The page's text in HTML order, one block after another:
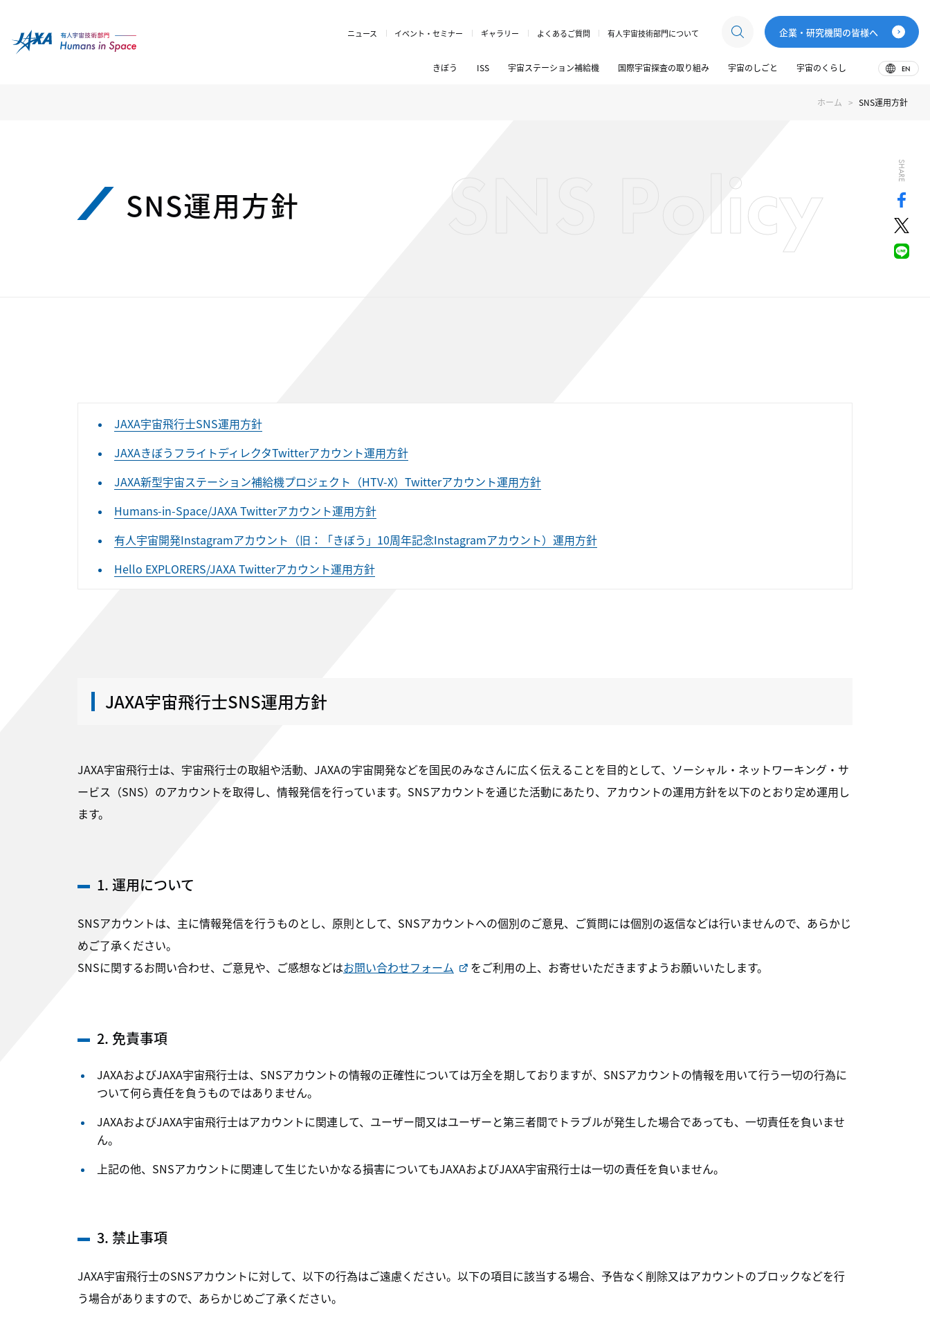
ニュース イベント・セミナー ギャラリー よくあるご質問 有人宇宙技術部門について 企業・研究機関の皆様へ
きぼう ISS 宇宙ステーション補給機 国際宇宙探査の取り組み 宇宙のしごと 宇宙のくらし EN
ホーム SNS運用方針
SNS運用方針 SNS Policy SHARE
JAXA宇宙飛行士SNS運用方針
JAXAきぼうフライトディレクタTwitterアカウント運用方針
JAXA新型宇宙ステーション補給機プロジェクト（HTV-X）Twitterアカウント運用方針
Humans-in-Space/JAXA Twitterアカウント運用方針
有人宇宙開発Instagramアカウント（旧：「きぼう」10周年記念Instagramアカウント）運用方針
Hello EXPLORERS/JAXA Twitterアカウント運用方針
JAXA宇宙飛行士SNS運用方針
JAXA宇宙飛行士は、宇宙飛行士の取組や活動、JAXAの宇宙開発などを国民のみなさんに広く伝えることを目的として、ソーシャル・ネットワーキング・サ
ービス（SNS）のアカウントを取得し、情報発信を行っています。SNSアカウントを通じた活動にあたり、アカウントの運用方針を以下のとおり定め運用し
ます。
1. 運用について
SNSアカウントは、主に情報発信を行うものとし、原則として、SNSアカウントへの個別のご意見、ご質問には個別の返信などは行いませんので、あらかじ
めご了承ください。
SNSに関するお問い合わせ、ご意見や、ご感想などはお問い合わせフォーム をご利用の上、お寄せいただきますようお願いいたします。
2. 免責事項
JAXAおよびJAXA宇宙飛行士は、SNSアカウントの情報の正確性については万全を期しておりますが、SNSアカウントの情報を用いて行う一切の行為に
ついて何ら責任を負うものではありません。
JAXAおよびJAXA宇宙飛行士はアカウントに関連して、ユーザー間又はユーザーと第三者間でトラブルが発生した場合であっても、一切責任を負いませ
ん。
上記の他、SNSアカウントに関連して生じたいかなる損害についてもJAXAおよびJAXA宇宙飛行士は一切の責任を負いません。
3. 禁止事項
JAXA宇宙飛行士のSNSアカウントに対して、以下の行為はご遠慮ください。以下の項目に該当する場合、予告なく削除又はアカウントのブロックなどを行
う場合がありますので、あらかじめご了承ください。